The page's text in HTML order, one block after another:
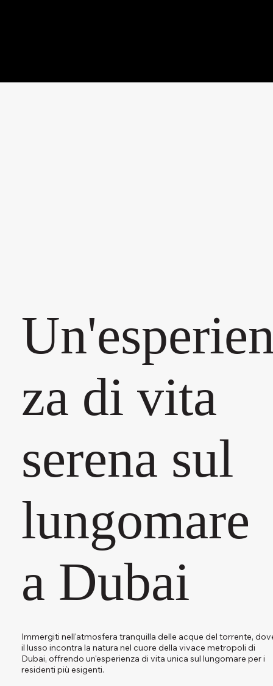
za di vita
serena sul
lungomare
a Dubai
Immergiti nell'atmosfera tranquilla delle acque del torrente,
il lusso incontra la natura nel cuore della vivace metropoli di
Dubai, offrendo un'esperienza di vita unica sul lungomare per i
residenti più esigenti.